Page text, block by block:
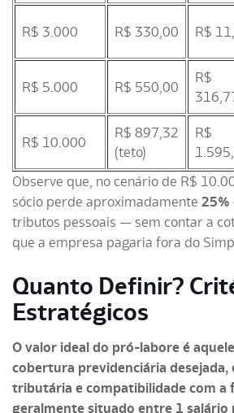
R$ 3.000 R$ 330,00 R$
R$ 5.000 R$ 550,00
R$
R$ 10.000
R$ 897,32
(teto)
R$
Observe que, no cenário de R$
sócio perde aproximadamente 25%
tributos pessoais — sem contar a
que a empresa pagaria fora do
Quanto Definir?
Estratégicos
O valor ideal do pró-labore é
cobertura previdenciária desejada,
tributária e compatibilidade com a
geralmente situado entre 1 salário